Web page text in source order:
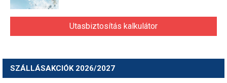
Utasbiztosítás kalkulátor
SZÁLLÁSAKCIÓK 2026/2027